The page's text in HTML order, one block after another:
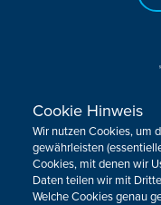
Sie haben
Impressum
Cookie Hinweis
Wir nutzen Cookies, um
gewährleisten
Cookies, mit denen wir
Daten teilen wir mit
Welche Cookies genau